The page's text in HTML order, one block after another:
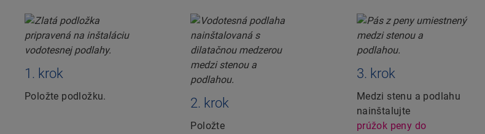
1. krok
Položte podložku. 2. krok
Položte
3. krok
Medzi stenu a podlahu
nainštalujte
prúžok peny do